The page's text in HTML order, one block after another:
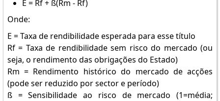
E = Rf + ß(Rm - Rf)
Onde:
E = Taxa de rendibilidade esperada para esse título
Rf = Taxa de rendibilidade sem risco do mercado (ou
seja, o rendimento das obrigações do Estado)
Rm = Rendimento histórico do mercado de acções
(pode ser reduzido por sector e período)
ß = Sensibilidade ao risco de mercado (1=média;